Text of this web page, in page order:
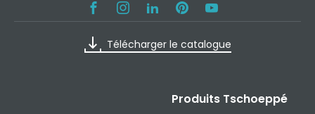
Télécharger le catalogue
Produits Tschoeppé